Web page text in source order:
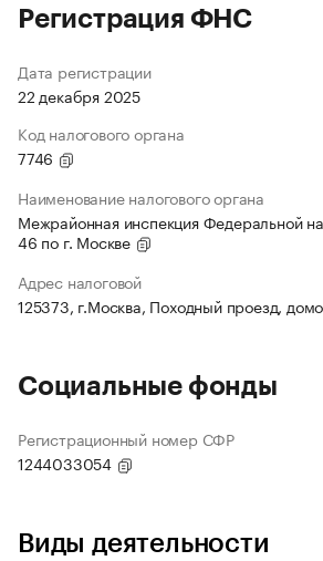
Регистрация ФНС
Дата регистрации
22 декабря 2025
Код налогового органа
7746
Наименование налогового органа
Межрайонная инспекция Федеральной
46 по г. Москве
Адрес налоговой
125373, г.Москва, Походный проезд,
Социальные фонды
Регистрационный номер СФР
1244033054
Виды деятельности